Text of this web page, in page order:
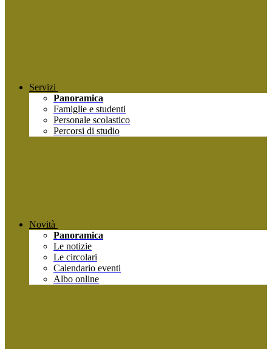
Servizi
Panoramica
Famiglie e studenti
Personale scolastico
Percorsi di studio
Novità
Panoramica
Le notizie
Le circolari
Calendario eventi
Albo online